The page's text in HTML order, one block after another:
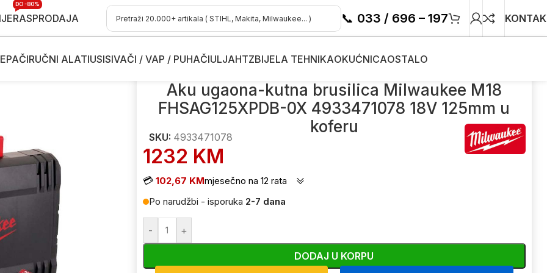
RASPRODAJA
DO -80%
📞 033 / 696 – 197
RUČNI ALATIUSISIVAČI / VAP / PUHAČIULJAHTZBIJELA TEHNIKAOKUĆNICAOSTALO
Aku ugaona-kutna brusilica Milwaukee M18 FHSAG125XPDB-0X 4933471078 18V 125mm u koferu
Aku ugaona-kutna brusilica Milwaukee M18
FHSAG125XPDB-0X 4933471078 18V 125mm u
koferu
SKU: 4933471078
1232 KM
💳 102,67 KMmjesečno na 12 rata
Po narudžbi - isporuka 2-7 dana
- +
DODAJ U KORPU